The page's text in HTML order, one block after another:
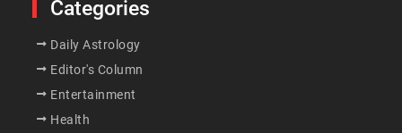
Categories
Daily Astrology
Editor's Column
Entertainment
Health